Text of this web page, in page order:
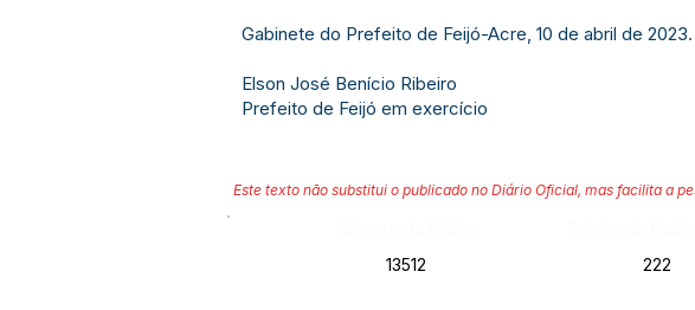
Gabinete do Prefeito de Feijó-Acre, 10 de abril de 2023.
Elson José Benício Ribeiro
Prefeito de Feijó em exercício
Este texto não substitui o publicado no Diário Oficial, mas facilita a
13512
222